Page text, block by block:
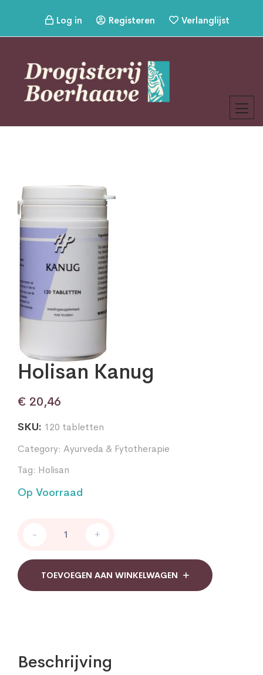
Log in Registeren Verlanglijst
Holisan Kanug
€ 20,46
SKU: 120 tabletten
Category: Ayurveda & Fytotherapie
Tag: Holisan
Op Voorraad
Kanug
- +
TOEVOEGEN AAN WINKELWAGEN
Beschrijving